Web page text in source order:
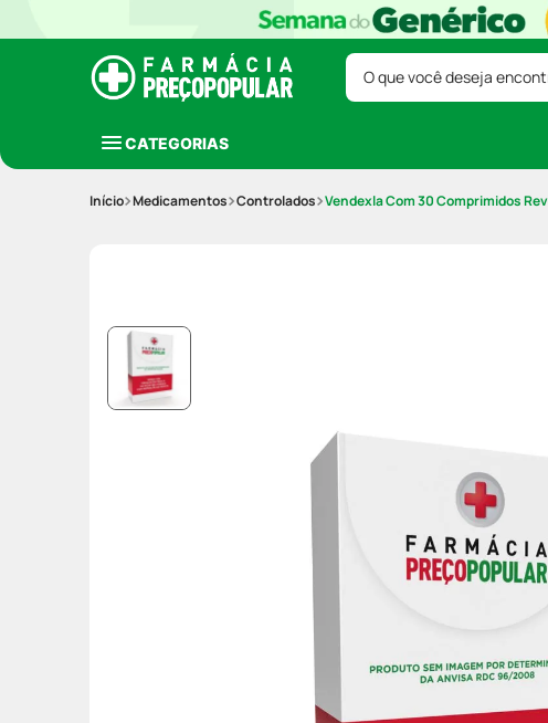
O que você deseja
CATEGORIAS
Medicamentos Controlados Vendexla Com 30 Comprimidos